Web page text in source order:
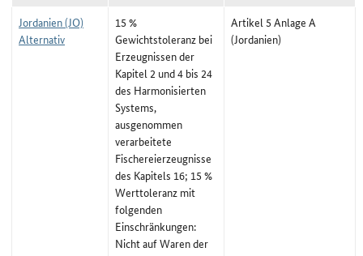
Jordanien (JO)
Alternativ
15 %
Gewichtstoleranz bei
Erzeugnissen der
Kapitel 2 und 4 bis 24
des Harmonisierten
Systems,
ausgenommen
verarbeitete
Fischereierzeugnisse
des Kapitels 16; 15 %
Werttoleranz mit
folgenden
Einschränkungen:
Nicht auf Waren der
Artikel 5 Anlage A
(Jordanien)